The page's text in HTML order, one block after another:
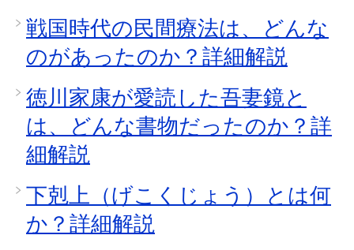
戦国時代の民間療法は、どんな
のがあったのか？詳細解説
徳川家康が愛読した吾妻鏡と
は、どんな書物だったのか？詳
細解説
下剋上（げこくじょう）とは何
か？詳細解説